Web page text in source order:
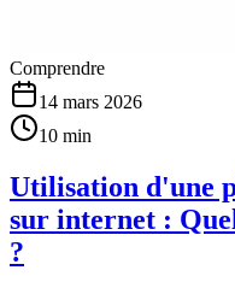
Comprendre
14 mars 2026
10 min
Utilisation d'une
sur internet :
?